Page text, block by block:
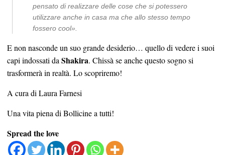
pensato di realizzare delle cose che si potessero
utilizzare anche in casa ma che allo stesso tempo
fossero cool».
E non nasconde un suo grande desiderio… quello di vedere i suoi
capi indossati daShakira. Chissà se anche questo sogno si
trasformerà in realtà. Lo scopriremo!
A cura di Laura Farnesi
Una vita piena di Bollicine a tutti!
Spread the love